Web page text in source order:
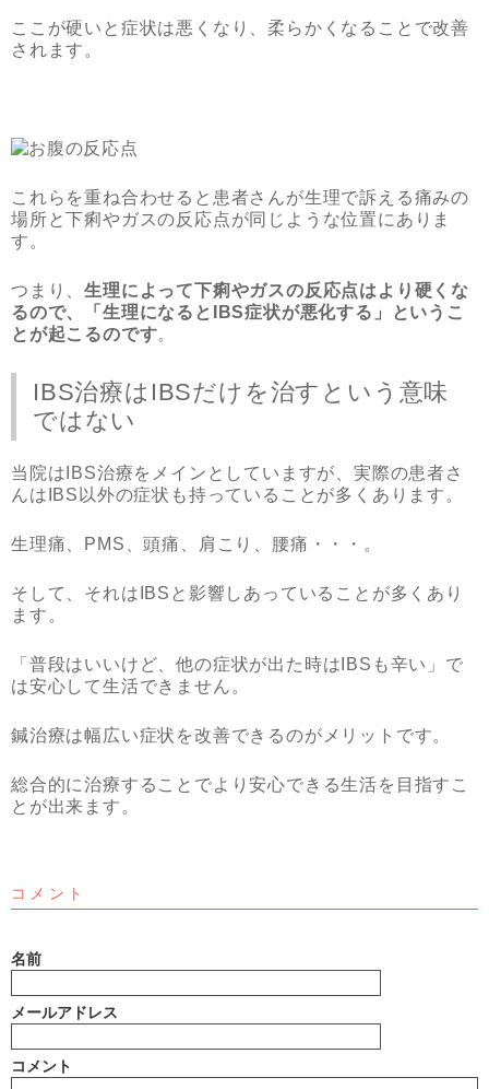
ここが硬いと症状は悪くなり、柔らかくなることで改善
されます。
これらを重ね合わせると患者さんが生理で訴える痛みの
場所と下痢やガスの反応点が同じような位置にありま
す。
つまり、生理によって下痢やガスの反応点はより硬くな
るので、「生理になるとIBS症状が悪化する」というこ
とが起こるのです。
IBS治療はIBSだけを治すという意味
ではない
当院はIBS治療をメインとしていますが、実際の患者さ
んはIBS以外の症状も持っていることが多くあります。
生理痛、PMS、頭痛、肩こり、腰痛・・・。
そして、それはIBSと影響しあっていることが多くあり
ます。
「普段はいいけど、他の症状が出た時はIBSも辛い」で
は安心して生活できません。
鍼治療は幅広い症状を改善できるのがメリットです。
総合的に治療することでより安心できる生活を目指すこ
とが出来ます。
コメント
名前
メールアドレス
コメント